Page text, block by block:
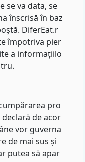
se va data, se
înscrisă în baz
DiferEat.r
împotriva pier
a informațiilo
pro
de acor
vor guverna
de mai sus și
putea să apar